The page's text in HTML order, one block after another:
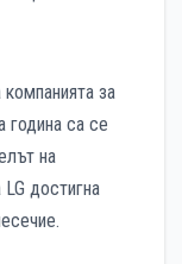
за
година са се
на
достигна